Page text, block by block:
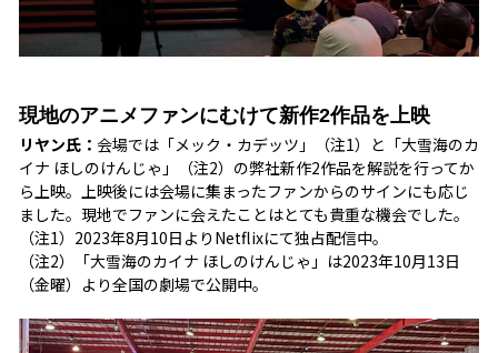
現地のアニメファンにむけて新作2作品を上映
リヤン氏： 会場では「メック・カデッツ」（注1）と「大雪海のカ
イナ ほしのけんじゃ」（注2）の弊社新作2作品を解説を行ってか
ら上映。上映後には会場に集まったファンからのサインにも応じ
ました。現地でファンに会えたことはとても貴重な機会でした。
（注1）2023年8月10日よりNetflixにて独占配信中。
（注2）「大雪海のカイナ ほしのけんじゃ」は2023年10月13日
（金曜）より全国の劇場で公開中。